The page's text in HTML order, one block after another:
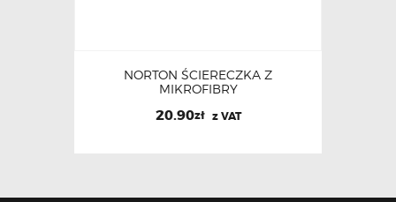
NORTON ŚCIERECZKA Z
MIKROFIBRY
20.90zł z VAT